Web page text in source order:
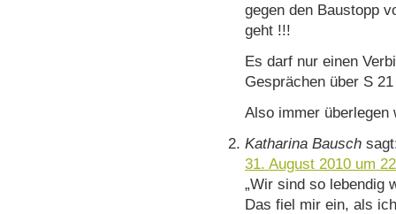
gegen den Baustopp
geht !!!
Es darf nur einen
Gesprächen über S
Also immer überlegen
Katharina Bausch
31. August 2010 um
„Wir sind so lebendig
Das fiel mir ein, als